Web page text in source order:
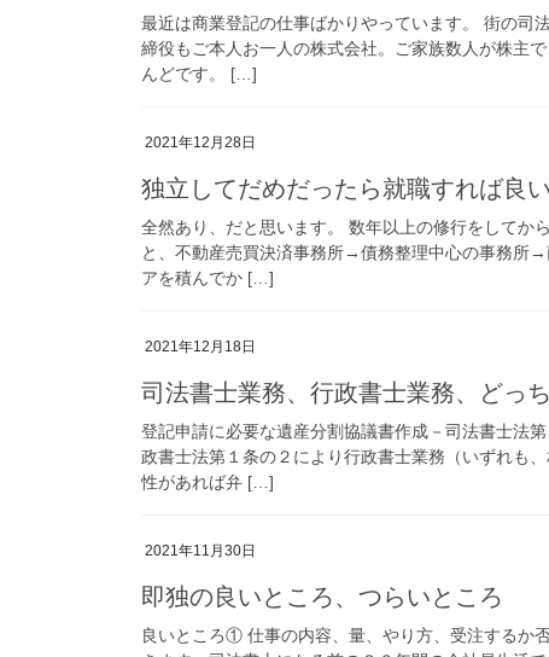
最近は商業登記の仕事ばかりやっています。 街の司
締役もご本人お一人の株式会社。ご家族数人が株主
んどです。 […]
2021年12月28日
独立してだめだったら就職すれば良
全然あり、だと思います。 数年以上の修行をしてか
と、不動産売買決済事務所→債務整理中心の事務所
アを積んでか […]
2021年12月18日
司法書士業務、行政書士業務、どっ
登記申請に必要な遺産分割協議書作成－司法書士法
政書士法第１条の２により行政書士業務（いずれも
性があれば弁 […]
2021年11月30日
即独の良いところ、つらいところ
良いところ① 仕事の内容、量、やり方、受注するか